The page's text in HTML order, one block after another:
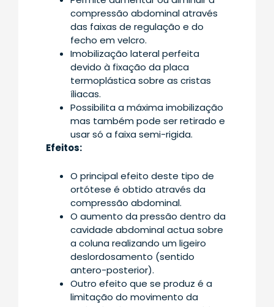
compressão abdominal através
das faixas de regulação e do
fecho em velcro.
Imobilização lateral perfeita
devido à fixação da placa
termoplástica sobre as cristas
íliacas.
Possibilita a máxima imobilização
mas também pode ser retirado e
usar só a faixa semi-rigida.
Efeitos:
O principal efeito deste tipo de
ortótese é obtido através da
compressão abdominal.
O aumento da pressão dentro da
cavidade abdominal actua sobre
a coluna realizando um ligeiro
deslordosamento (sentido
antero-posterior).
Outro efeito que se produz é a
limitação do movimento da